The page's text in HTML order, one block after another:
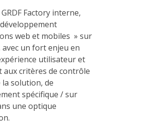
Factory interne,
web et mobiles » sur
avec un fort enjeu en
utilisateur et
aux critères de contrôle
solution, de
spécifique / sur
une optique